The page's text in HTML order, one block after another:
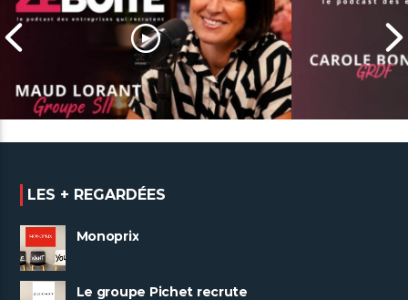
La TECH recrute encore
recrutements chez SII !
LES + REGARDÉES
Monoprix
Le groupe Pichet recrute